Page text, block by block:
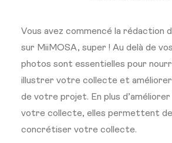
Vous avez commencé la rédaction
sur MiiMOSA, super ! Au delà de
photos sont essentielles pour
illustrer votre collecte et
de votre projet. En plus
votre collecte, elles permettent
concrétiser votre collecte.